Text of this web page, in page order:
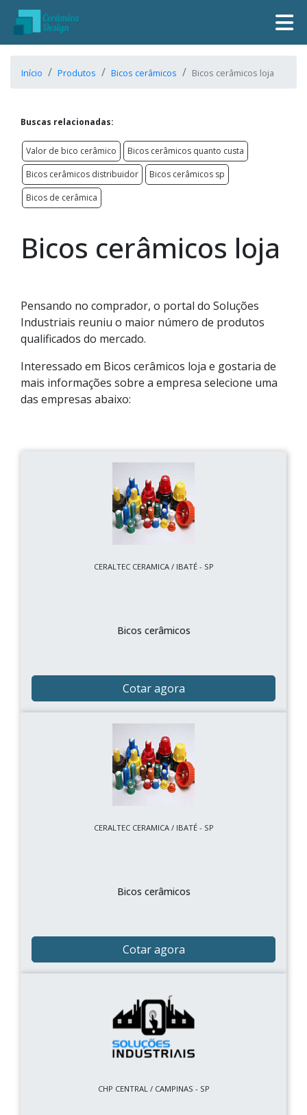
Início Produtos Bicos cerâmicos Bicos cerâmicos loja
Buscas relacionadas:
Valor de bico cerâmico
Bicos cerâmicos quanto custa
Bicos cerâmicos distribuidor
Bicos cerâmicos sp
Bicos de cerâmica
Bicos cerâmicos loja
Pensando no comprador, o portal do Soluções
Industriais reuniu o maior número de produtos
qualificados do mercado.
Interessado em Bicos cerâmicos loja e gostaria de
mais informações sobre a empresa selecione uma
das empresas abaixo:
CERALTEC CERAMICA / IBATÉ - SP
Bicos cerâmicos
Cotar agora
CERALTEC CERAMICA / IBATÉ - SP
Bicos cerâmicos
Cotar agora
CHP CENTRAL / CAMPINAS - SP